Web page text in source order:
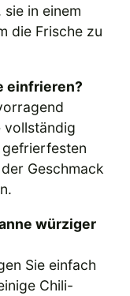
in einem
die Frische zu
einfrieren?
vollständig
gefrierfesten
Geschmack
würziger
Sie einfach
Chili-